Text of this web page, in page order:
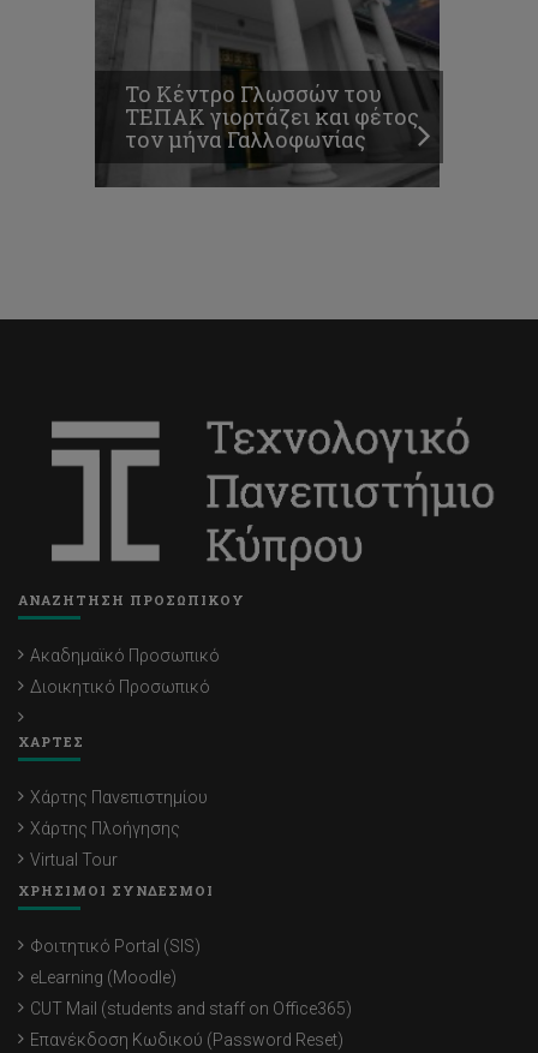
Το Κέντρο Γλωσσών του
ΤΕΠΑΚ γιορτάζει και φέτος
τον μήνα Γαλλοφωνίας
ΑΝΑΖΗΤΗΣΗ ΠΡΟΣΩΠΙΚΟΥ
Ακαδημαϊκό Προσωπικό
Διοικητικό Προσωπικό
ΧΑΡΤΕΣ
Χάρτης Πανεπιστημίου
Χάρτης Πλοήγησης
Virtual Tour
ΧΡΗΣΙΜΟΙ ΣΥΝΔΕΣΜΟΙ
Φοιτητικό Portal (SIS)
eLearning (Moodle)
CUT Mail (students and staff on Office365)
Επανέκδοση Κωδικού (Password Reset)